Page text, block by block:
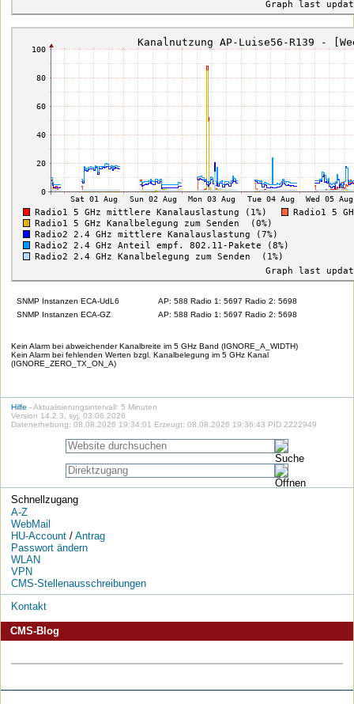
SNMP Instanzen ECA-UdL6
AP: 588 Radio 1: 5697 Radio 2: 5698
SNMP Instanzen ECA-GZ
AP: 588 Radio 1: 5697 Radio 2: 5698
Kein Alarm bei abweichender Kanalbreite im 5 GHz Band (IGNORE_A_WIDTH)
Kein Alarm bei fehlenden Werten bzgl. Kanalbelegung im 5 GHz Kanal
(IGNORE_ZERO_TX_ON_A)
Hilfe - Aktualisierungsintervall: 5 Minuten
Version 14.2.3, syj, 03.06.2026
Datenerhebung: 08.08.2026 19:34:01 Erzeugt: 08.08.2026 19:36:43 PID 2222949
Schnellzugang
A-Z
WebMail
HU-Account/ Antrag
Passwort ändern
WLAN
VPN
CMS-Stellenausschreibungen
Kontakt
CMS-Blog